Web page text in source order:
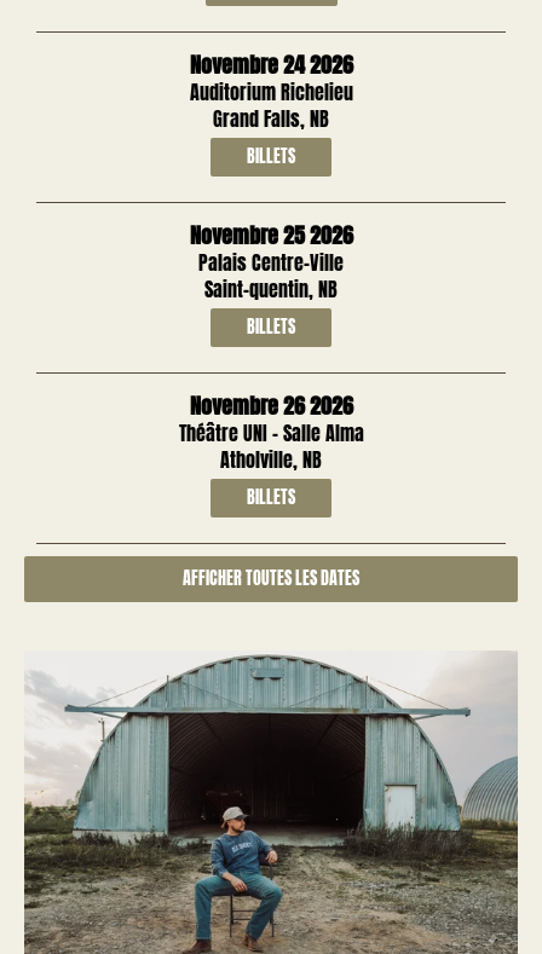
Novembre 24 2026
Auditorium Richelieu
Grand Falls, NB
BILLETS
Novembre 25 2026
Palais Centre-Ville
Saint-quentin, NB
BILLETS
Novembre 26 2026
Théâtre UNI - Salle Alma
Atholville, NB
BILLETS
AFFICHER TOUTES LES DATES